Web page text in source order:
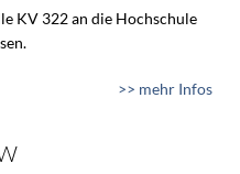
KV 322 an die Hochschule
>> mehr Infos